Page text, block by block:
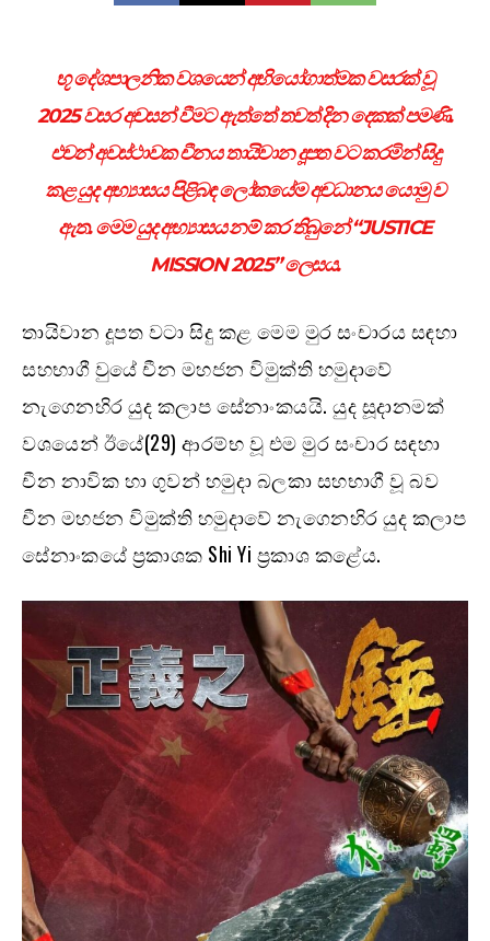
භූ දේශපාලනික වශයෙන් අභියෝගාත්මක වසරක් වූ
2025 වසර අවසන් වීමට ඇත්තේ තවත් දින දෙකක් පමණි.
එවන් අවස්ථාවක චීනය තායිවාන දූපත වට කරමින් සිදු
කළ යුද අභ්‍යාසය පිළිබඳ ලෝකයේම අවධානය යොමු ව
ඇත. මෙම යුද අභ්‍යාසය නම් කර තිබුනේ “JUSTICE
MISSION 2025” ලෙසය.
තායිවාන දූපත වටා සිදු කළ මෙම මුර සංචාරය සඳහා
සහභාගී වුයේ චීන මහජන විමුක්ති හමුදාවේ
නැගෙනහිර යුද කලාප සේනාංකයයි. යුද සූදානමක්
වශයෙන් ඊයේ(29) ආරම්භ වූ එම මුර සංචාර සඳහා
චීන නාවික හා ගුවන් හමුදා බලකා සහභාගී වූ බව
චීන මහජන විමුක්ති හමුදාවේ නැගෙනහිර යුද කලාප
සේනාංකයේ ප්‍රකාශක Shi Yi ප්‍රකාශ කළේය.